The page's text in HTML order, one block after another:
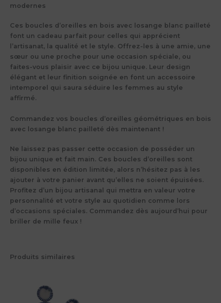
modernes
Ces boucles d’oreilles en bois avec losange blanc pailleté
font un cadeau parfait pour celles qui apprécient
l’artisanat, la qualité et le style. Offrez-les à une amie, une
sœur ou une proche pour une occasion spéciale, ou
faites-vous plaisir avec ce bijou unique. Leur design
élégant et leur finition soignée en font un accessoire
intemporel qui saura séduire les femmes au style
affirmé.
Commandez vos boucles d’oreilles géométriques en bois
avec losange blanc pailleté dès maintenant !
Ne laissez pas passer cette occasion de posséder un
bijou unique et fait main. Ces boucles d’oreilles sont
disponibles en édition limitée, alors n’hésitez pas à les
ajouter à votre panier avant qu’elles ne soient épuisées.
Profitez d’un bijou artisanal qui mettra en valeur votre
personnalité et votre style au quotidien comme lors
d’occasions spéciales. Commandez dès aujourd’hui pour
briller de mille feux !
Produits similaires